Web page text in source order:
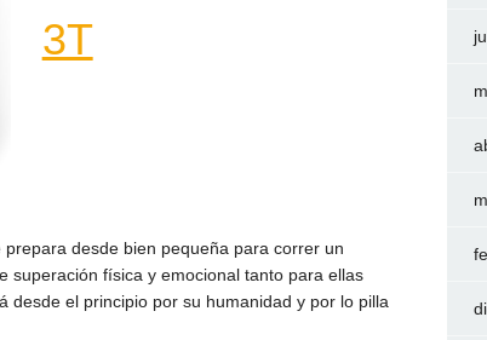
3T
desde bien pequeña para correr un
superación física y emocional tanto para ellas
desde el principio por su humanidad y por lo pilla